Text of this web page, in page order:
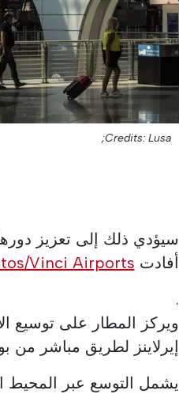
Credits: Lusa;
سيؤدي ذلك إلى تعزيز دورها
أفادت Vinci Airports
.
ويركز المطار على توسيع
إيرلاينز لطريق مباشر من
يشمل التوسع عبر